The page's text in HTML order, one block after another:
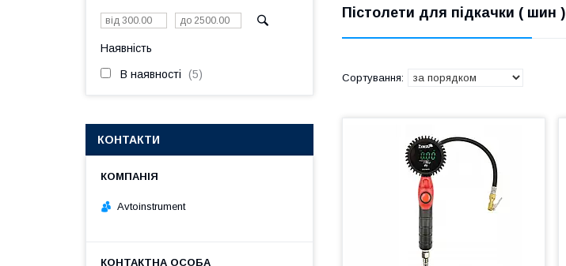
Пістолети для підкачки ( шин )
Наявність
В наявності 5
КОНТАКТИ
Avtoinstrument